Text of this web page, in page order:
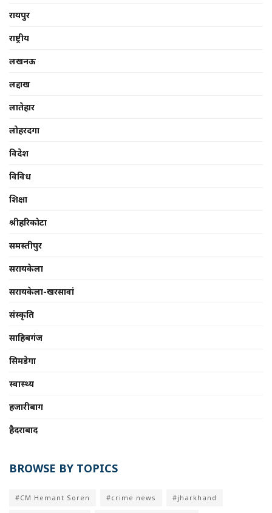
रायपुर
राष्ट्रीय
लखनऊ
लद्दाख
लातेहार
लोहरदगा
विदेश
विविध
शिक्षा
श्रीहरिकोटा
समस्तीपुर
सरायकेला
सरायकेला-खरसावां
संस्कृति
साहिबगंज
सिमडेगा
स्वास्थ्य
हजारीबाग
हैदराबाद
BROWSE BY TOPICS
#CM Hemant Soren #crime news #jharkhand